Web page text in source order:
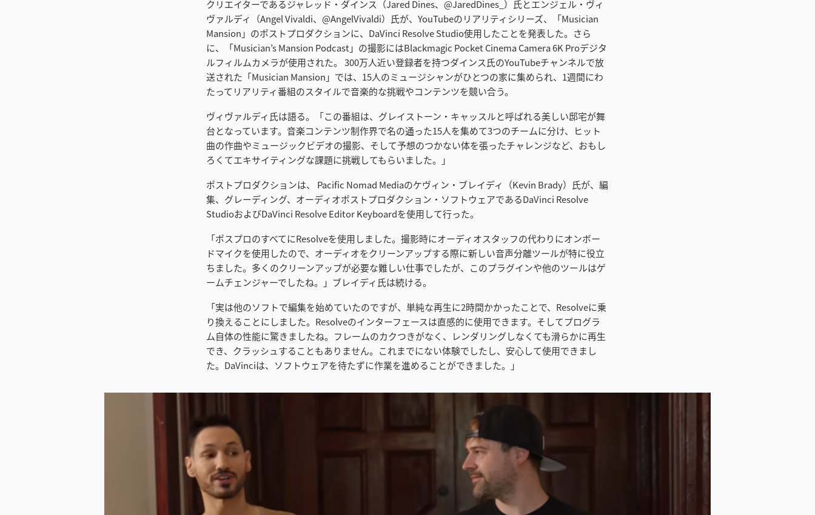
クリエイターであるジャレッド・ダインス（Jared Dines、@JaredDines_）氏とエンジェル・ヴィ
ヴァルディ（Angel Vivaldi、@AngelVivaldi）氏が、YouTubeのリアリティシリーズ、「Musician
Mansion」のポストプロダクションに、DaVinci Resolve Studio使用したことを発表した。さら
に、「Musician’s Mansion Podcast」の撮影にはBlackmagic Pocket Cinema Camera 6K Proデジタ
ルフィルムカメラが使用された。 300万人近い登録者を持つダインス氏のYouTubeチャンネルで放
送された「Musician Mansion」では、15人のミュージシャンがひとつの家に集められ、1週間にわ
たってリアリティ番組のスタイルで音楽的な挑戦やコンテンツを競い合う。
ヴィヴァルディ氏は語る。「この番組は、グレイストーン・キャッスルと呼ばれる美しい邸宅が舞
台となっています。音楽コンテンツ制作界で名の通った15人を集めて3つのチームに分け、ヒット
曲の作曲やミュージックビデオの撮影、そして予想のつかない体を張ったチャレンジなど、おもし
ろくてエキサイティングな課題に挑戦してもらいました。」
ポストプロダクションは、 Pacific Nomad Mediaのケヴィン・ブレイディ（Kevin Brady）氏が、編
集、グレーディング、オーディオポストプロダクション・ソフトウェアであるDaVinci Resolve
StudioおよびDaVinci Resolve Editor Keyboardを使用して行った。
「ポスプロのすべてにResolveを使用しました。撮影時にオーディオスタッフの代わりにオンボー
ドマイクを使用したので、オーディオをクリーンアップする際に新しい音声分離ツールが特に役立
ちました。多くのクリーンアップが必要な難しい仕事でしたが、このプラグインや他のツールはゲ
ームチェンジャーでしたね。」ブレイディ氏は続ける。
「実は他のソフトで編集を始めていたのですが、単純な再生に2時間かかったことで、Resolveに乗
り換えることにしました。Resolveのインターフェースは直感的に使用できます。そしてプログラ
ム自体の性能に驚きましたね。フレームのカクつきがなく、レンダリングしなくても滑らかに再生
でき、クラッシュすることもありません。これまでにない体験でしたし、安心して使用できまし
た。DaVinciは、ソフトウェアを待たずに作業を進めることができました。」